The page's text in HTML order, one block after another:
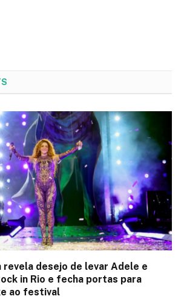
revela desejo de levar Adele e
in Rio e fecha portas para
ao festival